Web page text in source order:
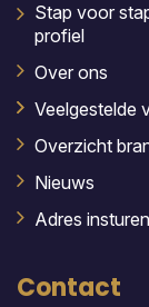
Stap voor
profiel
Over ons
Veelgestelde
Overzicht
Nieuws
Adres
Contact